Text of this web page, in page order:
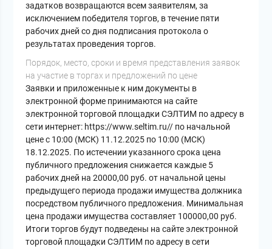
задатков возвращаются всем заявителям, за
исключением победителя торгов, в течение пяти
рабочих дней со дня подписания протокола о
результатах проведения торгов.
Порядок, место, сроки и время представления заявок
на участие в торгах и предложений по цене
Заявки и приложенные к ним документы в
электронной форме принимаются на сайте
электронной торговой площадки СЭЛТИМ по адресу в
сети интернет: https://www.seltim.ru// по начальной
цене с 10:00 (МСК) 11.12.2025 по 10:00 (МСК)
18.12.2025. По истечении указанного срока цена
публичного предложения снижается каждые 5
рабочих дней на 20000,00 руб. от начальной цены
предыдущего периода продажи имущества должника
посредством публичного предложения. Минимальная
цена продажи имущества составляет 100000,00 руб.
Итоги торгов будут подведены на сайте электронной
торговой площадки СЭЛТИМ по адресу в сети